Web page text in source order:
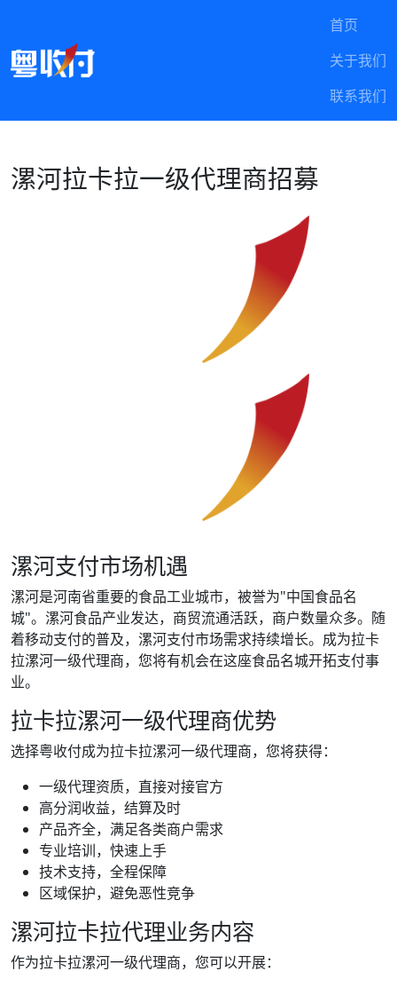
首页
关于我们
联系我们
漯河拉卡拉一级代理商招募
漯河支付市场机遇
漯河是河南省重要的食品工业城市，被誉为"中国食品名
城"。漯河食品产业发达，商贸流通活跃，商户数量众多。随
着移动支付的普及，漯河支付市场需求持续增长。成为拉卡
拉漯河一级代理商，您将有机会在这座食品名城开拓支付事
业。
拉卡拉漯河一级代理商优势
选择粤收付成为拉卡拉漯河一级代理商，您将获得：
一级代理资质，直接对接官方
高分润收益，结算及时
产品齐全，满足各类商户需求
专业培训，快速上手
技术支持，全程保障
区域保护，避免恶性竞争
漯河拉卡拉代理业务内容
作为拉卡拉漯河一级代理商，您可以开展：